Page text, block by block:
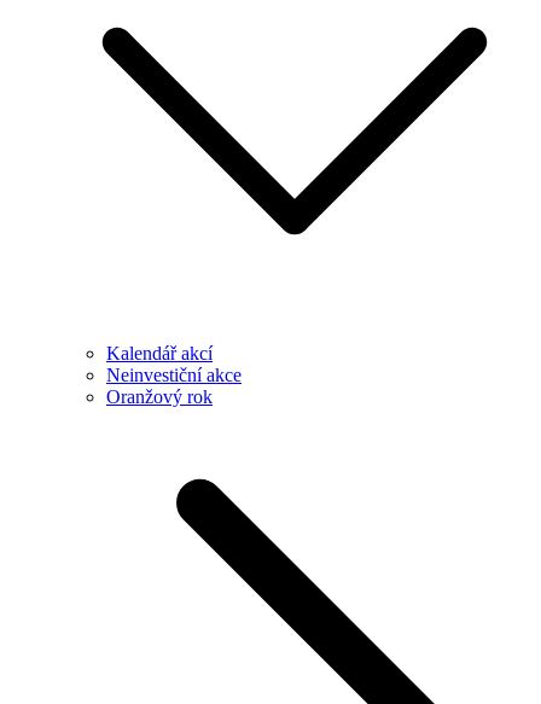
Kalendář akcí
Neinvestiční akce
Oranžový rok